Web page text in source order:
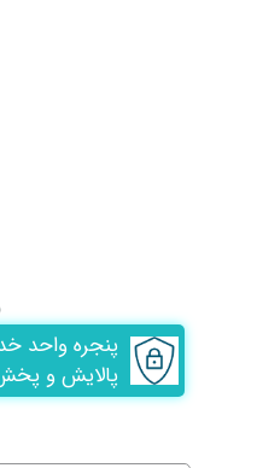
پنجره واحد
پالایش و